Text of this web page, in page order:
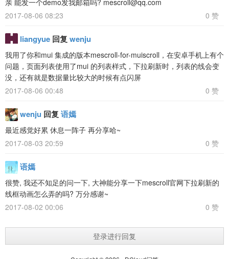
亲 能发一个demo发我邮箱吗? mescroll@qq.com
2017-08-06 08:23
0 赞
liangyue 回复 wenju
我用了你和mui 集成的版本mescroll-for-muiscroll，在安卓手机上有个
问题，页面列表使用了mui 的列表样式，下拉刷新时，列表的线会变
没，还有就是数据量比较大的时候有点闪屏
2017-08-06 00:48
0 赞
wenju 回复 语嫣
最近感觉好累 休息一阵子 再分享哈~
2017-08-03 20:59
0 赞
语嫣
很赞, 我还不知足的问一下, 大神能分享一下mescroll官网下拉刷新的
线框动画怎么弄的吗? 万分感谢~
2017-08-02 00:06
0 赞
登录进行回复